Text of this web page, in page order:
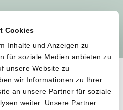
Cookies
Inhalte und Anzeigen zu
für soziale Medien anbieten zu
unsere Website zu
wir Informationen zu Ihrer
an unsere Partner für soziale
weiter. Unsere Partner
schonend verarbeitet.